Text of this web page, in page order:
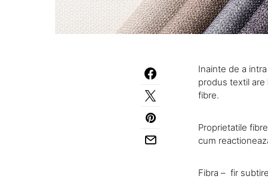
Inainte de a
produs textil are
fibre.
Proprietatile
cum
Fibra – fir